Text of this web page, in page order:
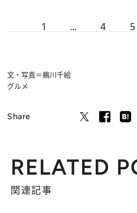
1 ... 4 5
文・写真＝鵜川千絵
グルメ
Share
RELATED
関連記事